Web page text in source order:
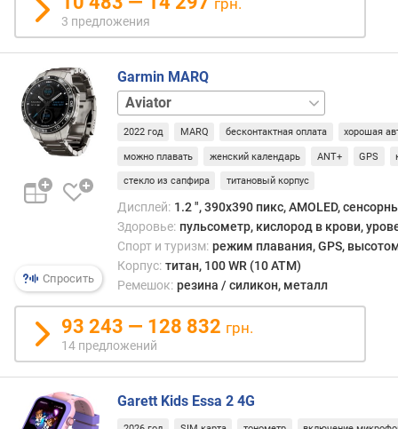
е
и
я
О
С
г
д
ж
с
т
а
н
д
р
т
3 предложения
Спросить
Garmin MARQ
Adventurer
Damascus
SteelAthleteCaptainCommanderGolfer
2022 год MARQ бесконтактная оплата хорошая
можно плавать женский календарь ANT+ GPS
стекло из сапфира титановый корпус
Дисплей: 1.2 ", 390x390 пикс, AMOLED,
Здоровье: пульсометр, кислород в крови,
Спорт и туризм: режим плавания, GPS,
Корпус: титан, 100 WR (10 ATM)
Ремешок: резина / силикон, металл
93 243 — 128 832 грн.
14 предложений
Garett Kids Essa 2 4G